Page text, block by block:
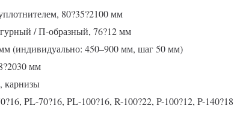
80?35?2100 мм
/ П-образный, 76?12 мм
(индивидуально: 450–900 мм, шаг 50 мм)
мм
карнизы
PL-70?16, PL-100?16, R-100?22, P-100?12, P-140?18